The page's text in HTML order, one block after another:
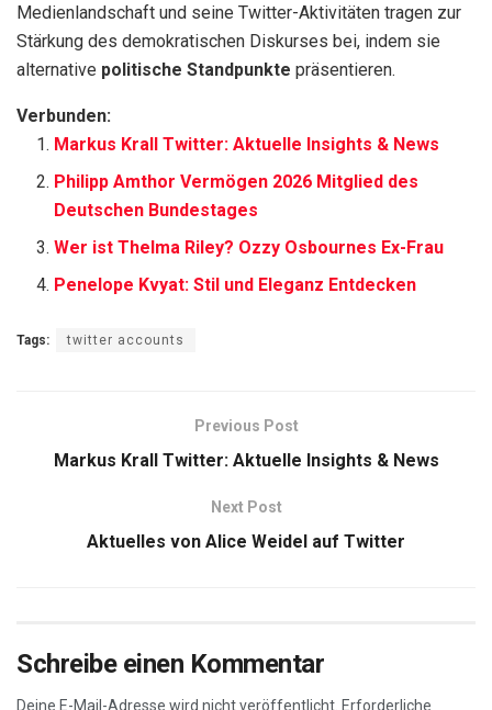
Medienlandschaft und seine Twitter-Aktivitäten tragen zur
Stärkung des demokratischen Diskurses bei, indem sie
alternative politische Standpunkte präsentieren.
Verbunden:
Markus Krall Twitter: Aktuelle Insights & News
Philipp Amthor Vermögen 2026 Mitglied des
Deutschen Bundestages
Wer ist Thelma Riley? Ozzy Osbournes Ex-Frau
Penelope Kvyat: Stil und Eleganz Entdecken
Tags: twitter accounts
Previous Post
Markus Krall Twitter: Aktuelle Insights & News
Next Post
Aktuelles von Alice Weidel auf Twitter
Schreibe einen Kommentar
Deine E-Mail-Adresse wird nicht veröffentlicht. Erforderliche